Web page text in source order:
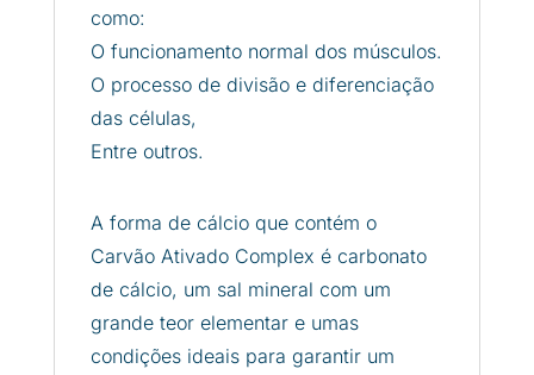
como:
O funcionamento normal dos músculos.
O processo de divisão e diferenciação
das células,
Entre outros.
A forma de cálcio que contém o
Carvão Ativado Complex é carbonato
de cálcio, um sal mineral com um
grande teor elementar e umas
condições ideais para garantir um